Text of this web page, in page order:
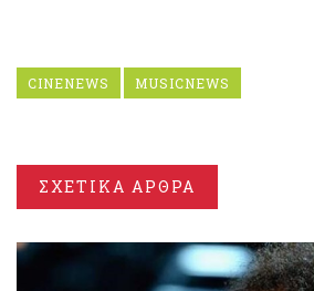
CINENEWS MUSICNEWS
ΣΧΕΤΙΚΑ ΑΡΘΡΑ